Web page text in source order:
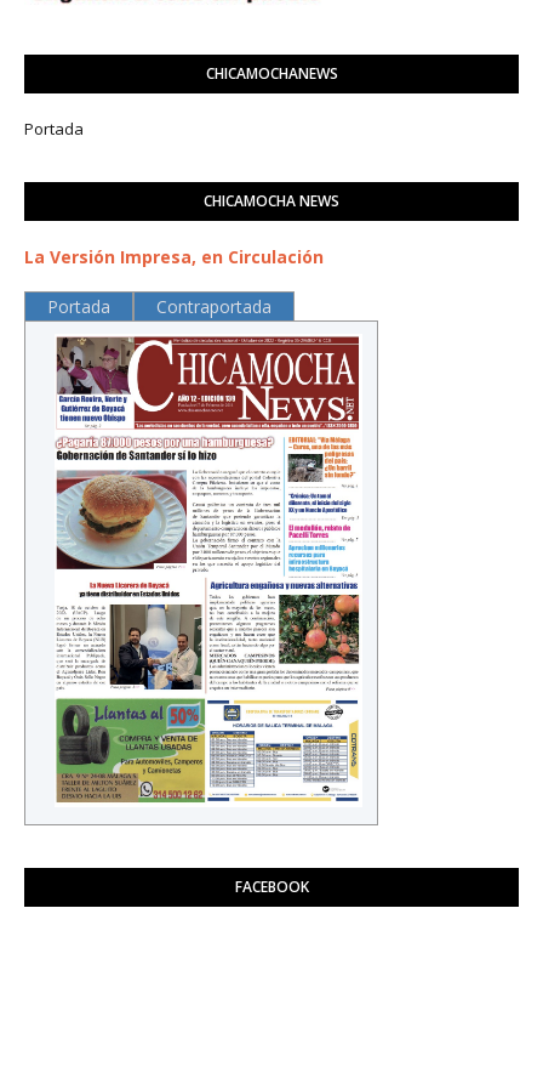
CHICAMOCHANEWS
Portada
CHICAMOCHA NEWS
La Versión Impresa, en Circulación
Portada Contraportada
FACEBOOK